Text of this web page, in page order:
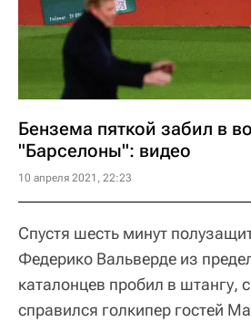
Бензема пяткой забил в
"Барселоны": видео
10 апреля 2021, 22:23
Спустя шесть минут
Федерико Вальверде из
каталонцев пробил в штангу,
справился голкипер гостей